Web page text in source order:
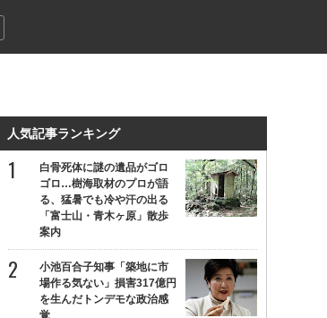
人気記事ランキング
白骨死体に謎の遺品がゴロ
ゴロ…樹海取材のプロが語
る、猛暑でも冷や汗の出る
「富士山・青木ヶ原」散歩
案内
小池百合子知事「築地に市
場作る気ない」損害317億円
を生んだトンデモな政治感
覚